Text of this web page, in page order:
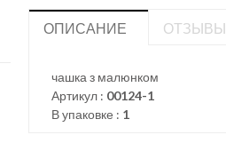
ОПИСАНИЕ ОТЗЫВЫ
чашка з малюнком
Артикул : 00124-1
В упаковке : 1